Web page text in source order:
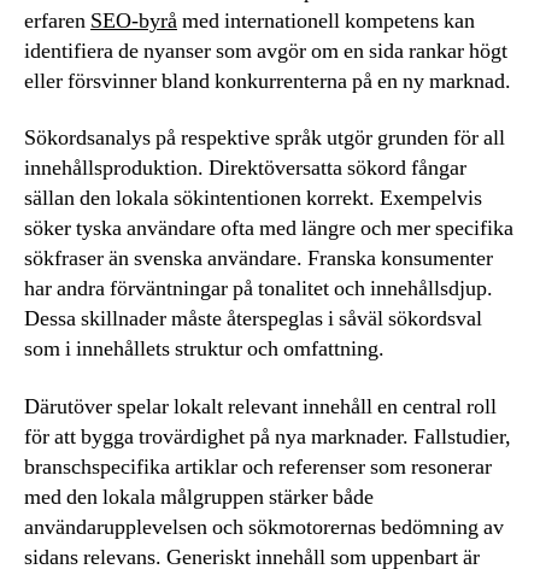
erfaren SEO-byråmed internationell kompetens kan
identifiera de nyanser som avgör om en sida rankar högt
eller försvinner bland konkurrenterna på en ny marknad.
Sökordsanalys på respektive språk utgör grunden för all
innehållsproduktion. Direktöversatta sökord fångar
sällan den lokala sökintentionen korrekt. Exempelvis
söker tyska användare ofta med längre och mer specifika
sökfraser än svenska användare. Franska konsumenter
har andra förväntningar på tonalitet och innehållsdjup.
Dessa skillnader måste återspeglas i såväl sökordsval
som i innehållets struktur och omfattning.
Därutöver spelar lokalt relevant innehåll en central roll
för att bygga trovärdighet på nya marknader. Fallstudier,
branschspecifika artiklar och referenser som resonerar
med den lokala målgruppen stärker både
användarupplevelsen och sökmotorernas bedömning av
sidans relevans. Generiskt innehåll som uppenbart är